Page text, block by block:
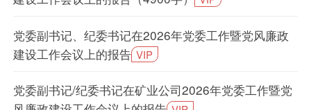
党委副书记、纪委书记在2026年党委工作暨党风廉政
建设工作会议上的报告 VIP
党委副书记/纪委书记在矿业公司2026年党委工作暨党